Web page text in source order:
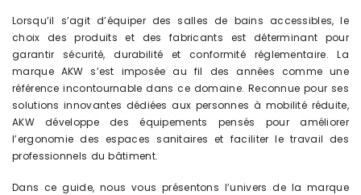
Lorsqu’il s’agit d’équiper des salles de bains accessibles, le
choix des produits et des fabricants est déterminant pour
garantir sécurité, durabilité et conformité réglementaire. La
marque AKW s’est imposée au fil des années comme une
référence incontournable dans ce domaine. Reconnue pour ses
solutions innovantes dédiées aux personnes à mobilité réduite,
AKW développe des équipements pensés pour améliorer
l’ergonomie des espaces sanitaires et faciliter le travail des
professionnels du bâtiment.
Dans ce guide, nous vous présentons l’univers de la marque